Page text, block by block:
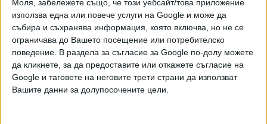
Моля, забележете също, че този уебсайт/това приложение
използва една или повече услуги на Google и може да
събира и съхранява информация, която включва, но не се
ограничава до Вашето посещение или потребителско
поведение. В раздела за съгласие за Google по-долу можете
да кликнете, за да предоставите или откажете съгласие на
Google и таговете на неговите трети страни да използват
Вашите данни за долупосочените цели.
Двама кандидат-президенти се борят за любовта на
Радев
НАЙ-ЧЕТЕНИ днес седмица месец